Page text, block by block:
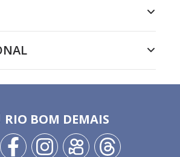
RIO BOM DEMAIS